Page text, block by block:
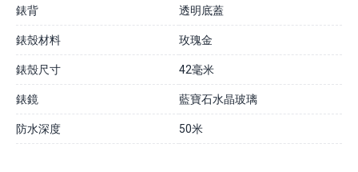
錶背 透明底蓋
錶殼材料 玫瑰金
錶殼尺寸 42毫米
錶鏡 藍寶石水晶玻璃
防水深度 50米